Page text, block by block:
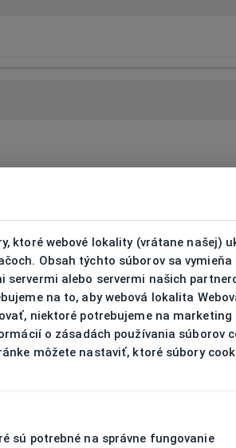
ktoré webové lokality (vrátane našej)
Obsah týchto súborov sa vymieňa
servermi alebo servermi našich
na to, aby webová lokalita
niektoré potrebujeme na marketing
o zásadách používania súborov
môžete nastaviť, ktoré súbory
sú potrebné na správne fungovanie